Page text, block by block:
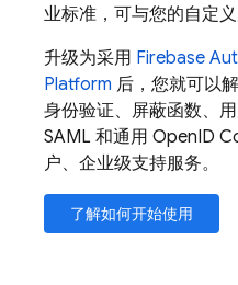
业标准，可与您的自定义
升级为采用 Firebase
Platform 后，您就可以
身份验证、屏蔽函数、
SAML 和通用 OpenID
户、企业级支持服务。
了解如何开始使用